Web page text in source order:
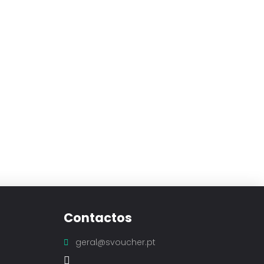
Contactos
geral@svoucher.pt